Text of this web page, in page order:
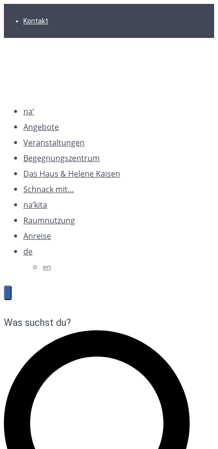
Hauptnavigation
Inhalt
FooterKontakt
na‘
Angebote
Veranstaltungen
Begegnungszentrum
Das Haus & Helene Kaisen
Schnack mit…
na’kita
Raumnutzung
Anreise
de
en
Was suchst du?